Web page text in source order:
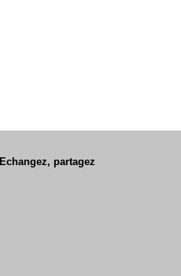
Echangez, partagez